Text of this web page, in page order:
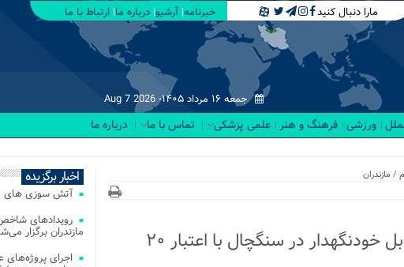
مارا دنبال کنید خبرنامه آرشیو درباره ما ارتباط با ما
جمعه ۱۶ مرداد ۱۴۰۵- Aug 7 2026
ورزشی فرهنگ و هنر علمی پزشکی تماس با ما درباره ما
/ مازندران
اجرای فاز سوم طرح سیم به کابل خودنگهدار در سنگچال با اعتبار ۲۰
اخبار برگزیده
آتش‌ سوزی‌ های ۲ هفته اخیر میانکاله عمدی بود
مازندران برگزار
اجرای پروژه‌های